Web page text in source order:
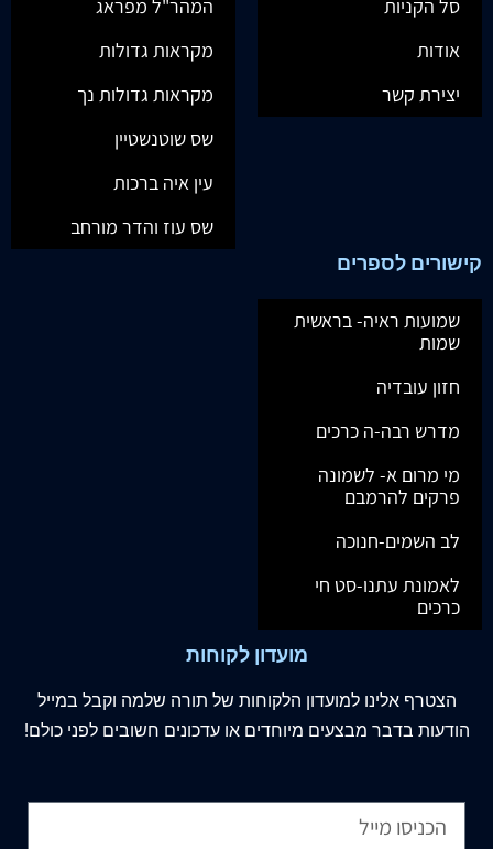
סל הקניות
אודות
יצירת קשר
המהר"ל מפראג
מקראות גדולות
מקראות גדולות נך
שס שוטנשטיין
עין איה ברכות
שס עוז והדר מורחב
קישורים לספרים
שמועות ראיה- בראשית
שמות
חזון עובדיה
מדרש רבה-ה כרכים
מי מרום א- לשמונה
פרקים להרמבם
לב השמים-חנוכה
לאמונת עתנו-סט חי
כרכים
מועדון לקוחות
הצטרף אלינו למועדון הלקוחות של תורה שלמה וקבל במייל
הודעות בדבר מבצעים מיוחדים או עדכונים חשובים לפני כולם!